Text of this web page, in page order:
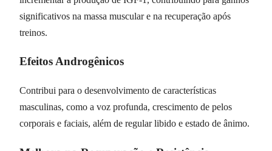
significativos na massa muscular e na recuperação após
treinos.
Efeitos Androgênicos
Contribui para o desenvolvimento de características
masculinas, como a voz profunda, crescimento de pelos
corporais e faciais, além de regular libido e estado de ânimo.